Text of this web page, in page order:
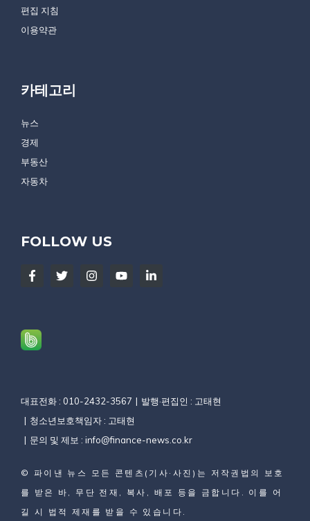
편집 지침
이용약관
카테고리
뉴스
경제
부동산
자동차
FOLLOW US
대표전화 : 010-2432-3567
발행·편집인 : 고태현
청소년보호책임자 : 고태현
문의 및 제보 : info@finance-news.co.kr
© 파이낸 뉴스
모든 콘텐츠(기사·사진)는 저작권법의 보호
를 받은 바, 무단 전재, 복사, 배포 등을 금합니다. 이를 어
길 시 법적 제재를 받을 수 있습니다.